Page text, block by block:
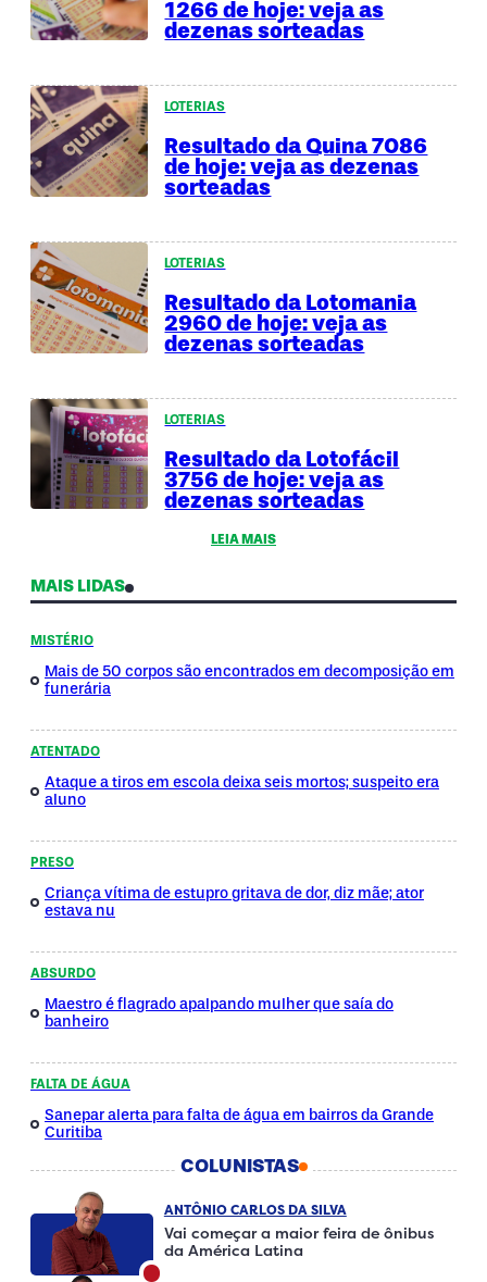
1266 de hoje: veja as
dezenas sorteadas
LOTERIAS
Resultado da Quina 7086
de hoje: veja as dezenas
sorteadas
LOTERIAS
Resultado da Lotomania
2960 de hoje: veja as
dezenas sorteadas
LOTERIAS
Resultado da Lotofácil
3756 de hoje: veja as
dezenas sorteadas
LEIA MAIS
MAIS LIDAS
MISTÉRIO
Mais de 50 corpos são encontrados em decomposição em
funerária
ATENTADO
Ataque a tiros em escola deixa seis mortos; suspeito era
aluno
PRESO
Criança vítima de estupro gritava de dor, diz mãe; ator
estava nu
ABSURDO
Maestro é flagrado apalpando mulher que saía do
banheiro
FALTA DE ÁGUA
Sanepar alerta para falta de água em bairros da Grande
Curitiba
COLUNISTAS
ANTÔNIO CARLOS DA SILVA
Vai começar a maior feira de ônibus
da América Latina